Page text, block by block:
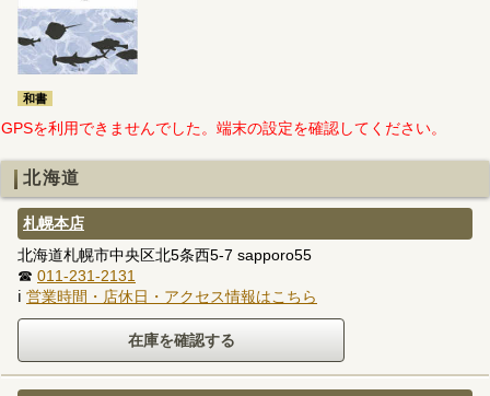
和書
GPSを利用できませんでした。端末の設定を確認してください。
北海道
札幌本店
北海道札幌市中央区北5条西5-7 sapporo55
☎ 011-231-2131
ℹ 営業時間・店休日・アクセス情報はこちら